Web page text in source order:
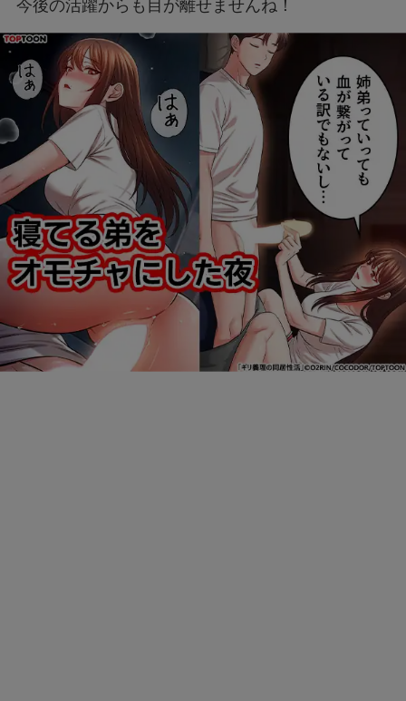
今後の活躍からも目が離せませんね！